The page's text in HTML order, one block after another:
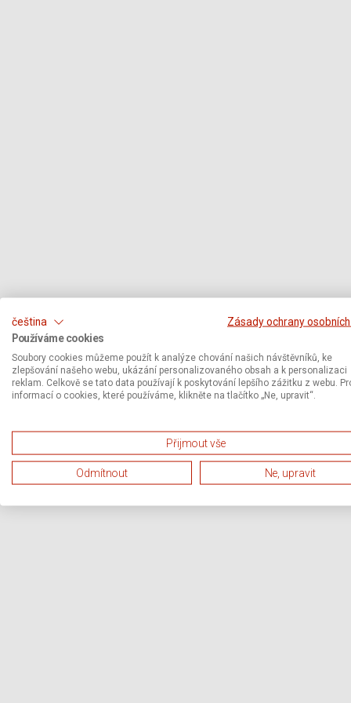
čeština
Zásady ochrany
Používáme cookies
Soubory cookies můžeme použít k analýze chování našich návštěvníků, ke
zlepšování našeho webu, ukázání personalizovaného obsah a k personalizaci
reklam. Celkově se tato data používají k poskytování lepšího zážitku z webu.
informací o cookies, které používáme, klikněte na tlačítko „Ne, upravit“.
Přijmout vše
Odmítnout Ne, upravit